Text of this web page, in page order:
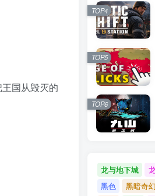
国从毁灭的
TOP4
TOP5
TOP6
龙与地下城
黑色
黑暗奇幻